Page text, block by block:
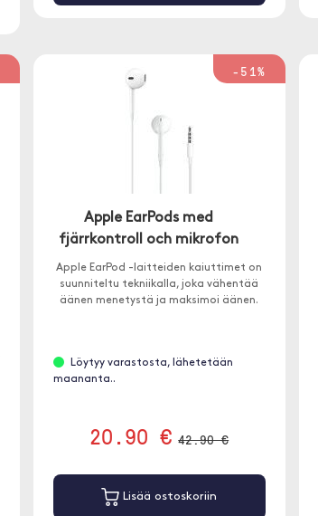
-51%
Apple EarPods med
fjärrkontroll och mikrofon
Apple EarPod -laitteiden kaiuttimet on
suunniteltu tekniikalla, joka vähentää
äänen menetystä ja maksimoi äänen.
Löytyy varastosta, lähetetään
maananta..
20.90 € 42.90 €
Lisää ostoskoriin